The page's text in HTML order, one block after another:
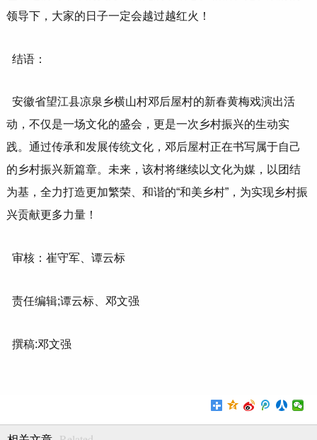
领导下，大家的日子一定会越过越红火！
结语：
安徽省望江县凉泉乡横山村邓后屋村的新春黄梅戏演出活
动，不仅是一场文化的盛会，更是一次乡村振兴的生动实
践。通过传承和发展传统文化，邓后屋村正在书写属于自己
的乡村振兴新篇章。未来，该村将继续以文化为媒，以团结
为基，全力打造更加繁荣、和谐的“和美乡村”，为实现乡村振
兴贡献更多力量！
审核：崔守军、谭云标
责任编辑;谭云标、邓文强
撰稿:邓文强